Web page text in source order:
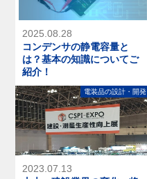
2025.08.28
コンデンサの静電容量と
は？基本の知識についてご
紹介！
2023.07.13
電装品の設計・開発